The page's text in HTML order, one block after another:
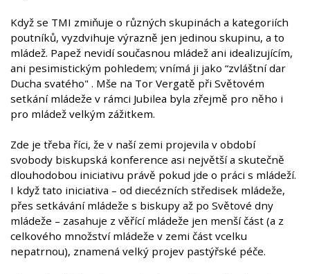
Když se TMI zmiňuje o různých skupinách a kategoriích
poutníků, vyzdvihuje výrazně jen jedinou skupinu, a to
mládež. Papež nevidí současnou mládež ani idealizujícím,
ani pesimistickým pohledem; vnímá ji jako “zvláštní dar
Ducha svatého" . Mše na Tor Vergatě při Světovém
setkání mládeže v rámci Jubilea byla zřejmě pro něho i
pro mládež velkým zážitkem.
Zde je třeba říci, že v naší zemi projevila v období
svobody biskupská konference asi největší a skutečně
dlouhodobou iniciativu právě pokud jde o práci s mládeží.
I když tato iniciativa – od diecézních středisek mládeže,
přes setkávání mládeže s biskupy až po Světové dny
mládeže – zasahuje z věřící mládeže jen menší část (a z
celkového množství mládeže v zemi část vcelku
nepatrnou), znamená velký projev pastýřské péče.